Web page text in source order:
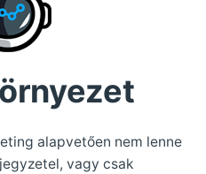
alapvetően nem lenne
vagy csak